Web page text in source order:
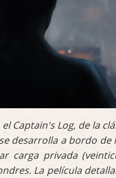
Captain's Log, de la
desarrolla a bordo
carga privada
La película